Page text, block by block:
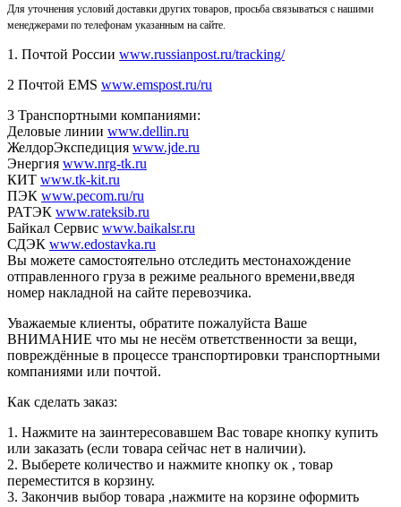
Для уточнения условий доставки других товаров, просьба связываться с нашими
менеджерами по телефонам указанным на сайте.
1. Почтой России www.russianpost.ru/tracking/
2 Почтой EMS www.emspost.ru/ru
3 Транспортными компаниями:
Деловые линии www.dellin.ru
ЖелдорЭкспедиция www.jde.ru
Энергия www.nrg-tk.ru
КИТ www.tk-kit.ru
ПЭК www.pecom.ru/ru
РАТЭК www.rateksib.ru
Байкал Сервис www.baikalsr.ru
СДЭК www.edostavka.ru
Вы можете самостоятельно отследить местонахождение
отправленного груза в режиме реального времени,введя
номер накладной на сайте перевозчика.
Уважаемые клиенты, обратите пожалуйста Ваше
ВНИМАНИЕ что мы не несём ответственности за вещи,
повреждённые в процессе транспортировки транспортными
компаниями или почтой.
Как сделать заказ:
1. Нажмите на заинтересовавшем Вас товаре кнопку купить
или заказать (если товара сейчас нет в наличии).
2. Выберете количество и нажмите кнопку ок , товар
переместится в корзину.
3. Закончив выбор товара ,нажмите на корзине оформить